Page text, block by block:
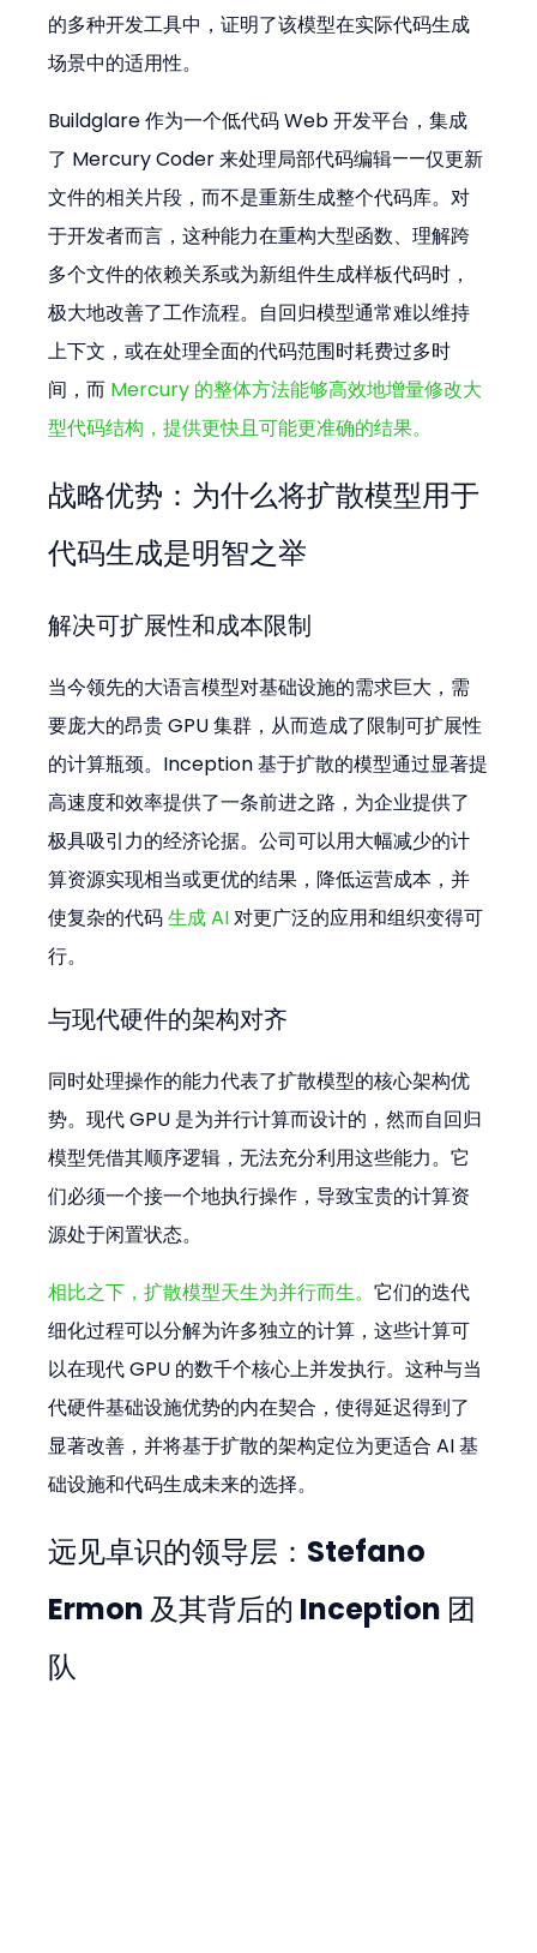
的多种开发工具中，证明了该模型在实际代码生成
场景中的适用性。
Buildglare 作为一个低代码 Web 开发平台，集成
了 Mercury Coder 来处理局部代码编辑——仅更新
文件的相关片段，而不是重新生成整个代码库。对
于开发者而言，这种能力在重构大型函数、理解跨
多个文件的依赖关系或为新组件生成样板代码时，
极大地改善了工作流程。自回归模型通常难以维持
上下文，或在处理全面的代码范围时耗费过多时
间，而 Mercury 的整体方法能够高效地增量修改大
型代码结构，提供更快且可能更准确的结果。
战略优势：为什么将扩散模型用于
代码生成是明智之举
解决可扩展性和成本限制
当今领先的大语言模型对基础设施的需求巨大，需
要庞大的昂贵 GPU 集群，从而造成了限制可扩展性
的计算瓶颈。Inception 基于扩散的模型通过显著提
高速度和效率提供了一条前进之路，为企业提供了
极具吸引力的经济论据。公司可以用大幅减少的计
算资源实现相当或更优的结果，降低运营成本，并
使复杂的代码 生成 AI 对更广泛的应用和组织变得可
行。
与现代硬件的架构对齐
同时处理操作的能力代表了扩散模型的核心架构优
势。现代 GPU 是为并行计算而设计的，然而自回归
模型凭借其顺序逻辑，无法充分利用这些能力。它
们必须一个接一个地执行操作，导致宝贵的计算资
源处于闲置状态。
相比之下，扩散模型天生为并行而生。它们的迭代
细化过程可以分解为许多独立的计算，这些计算可
以在现代 GPU 的数千个核心上并发执行。这种与当
代硬件基础设施优势的内在契合，使得延迟得到了
显著改善，并将基于扩散的架构定位为更适合 AI 基
础设施和代码生成未来的选择。
远见卓识的领导层：Stefano
Ermon 及其背后的 Inception 团
队